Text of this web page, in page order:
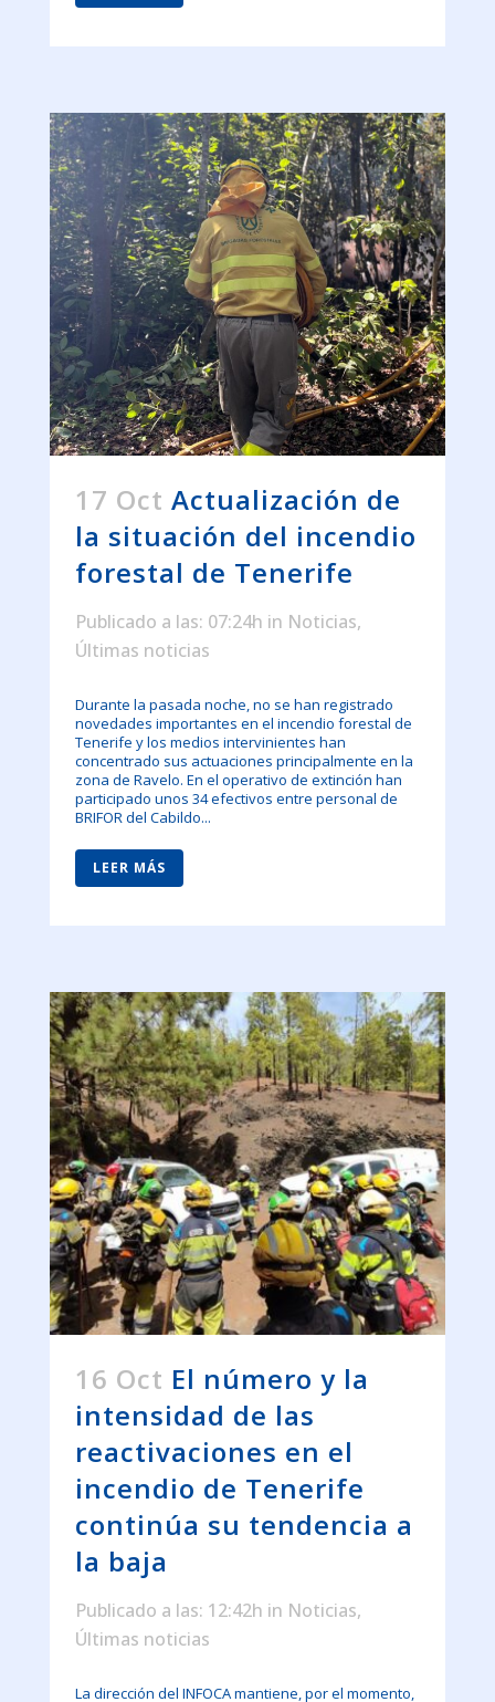
17 Oct Actualización de
la situación del incendio
forestal de Tenerife
Publicado a las: 07:24h in Noticias,
Últimas noticias
Durante la pasada noche, no se han registrado
novedades importantes en el incendio forestal de
Tenerife y los medios intervinientes han
concentrado sus actuaciones principalmente en la
zona de Ravelo. En el operativo de extinción han
participado unos 34 efectivos entre personal de
BRIFOR del Cabildo...
LEER MÁS
16 Oct El número y la
intensidad de las
reactivaciones en el
incendio de Tenerife
continúa su tendencia a
la baja
Publicado a las: 12:42h in Noticias,
Últimas noticias
La dirección del INFOCA mantiene, por el momento,